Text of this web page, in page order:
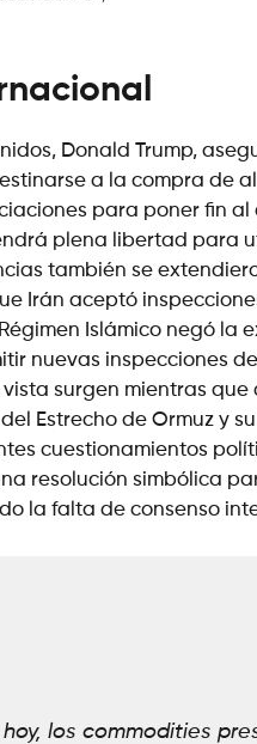
Donald Trump,
a la compra de
para poner fin al
plena libertad para
también se
Irán aceptó
Islámico negó la
nuevas inspecciones
surgen mientras
Estrecho de Ormuz y
cuestionamientos
resolución simbólica
la falta de consenso
los commodities